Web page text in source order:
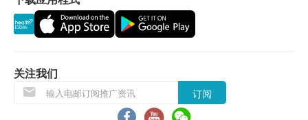
领取现场报告：检查结束后，您可当场取得大部分
项目的检查报告和医师的初步解读。
本套餐仅适用于首次至深圳爱尔眼科医院/深圳滨
海爱尔眼科医院的新客户，且套餐内项目仅限一次
性使用，不可分次核销。
关注我们
订阅